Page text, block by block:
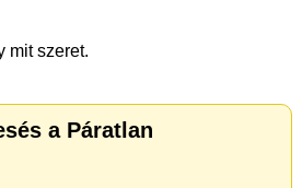
mit szeret.
a Páratlan